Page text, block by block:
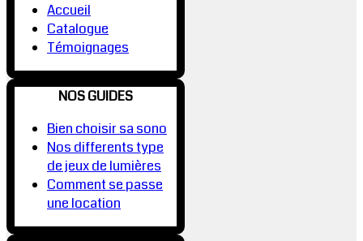
Accueil
Catalogue
Témoignages
NOS GUIDES
Bien choisir sa sono
Nos differents type
de jeux de lumières
Comment se passe
une location